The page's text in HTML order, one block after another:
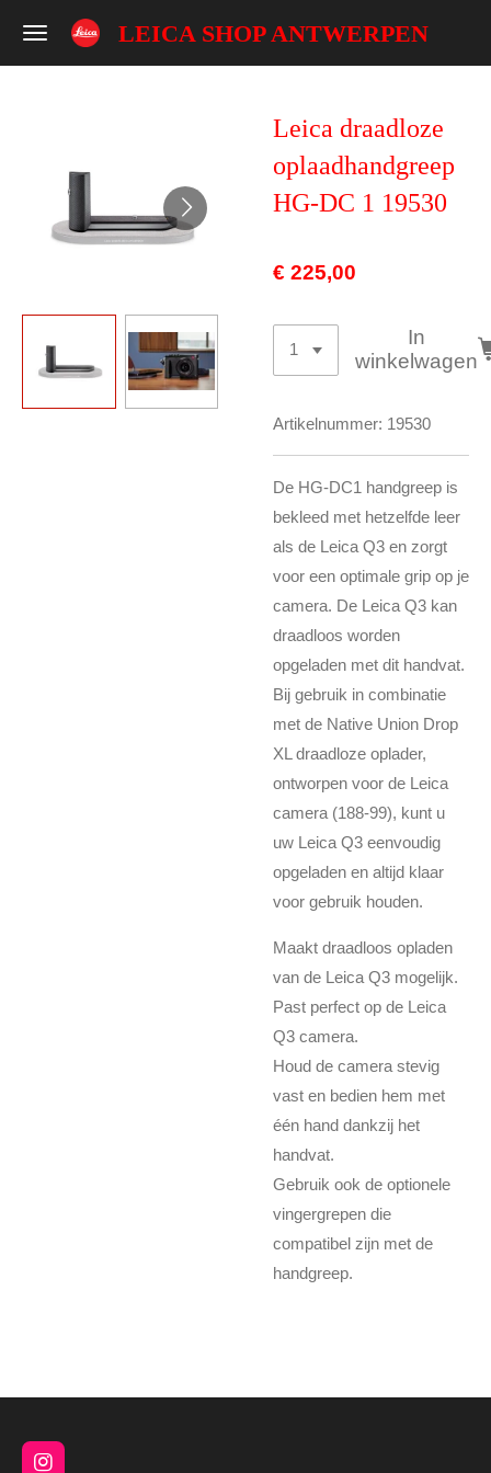
Ga
LEICA SHOP ANTWERPEN
Leica draadloze
oplaadhandgreep
HG-DC 1 19530
€ 225,00
In
winkelwagen
Artikelnummer: 19530
De HG-DC1 handgreep is
bekleed met hetzelfde leer
als de Leica Q3 en zorgt
voor een optimale grip op je
camera. De Leica Q3 kan
draadloos worden
opgeladen met dit handvat.
Bij gebruik in combinatie
met de Native Union Drop
XL draadloze oplader,
ontworpen voor de Leica
camera (188-99), kunt u
uw Leica Q3 eenvoudig
opgeladen en altijd klaar
voor gebruik houden.
Maakt draadloos opladen
van de Leica Q3 mogelijk.
Past perfect op de Leica
Q3 camera.
Houd de camera stevig
vast en bedien hem met
één hand dankzij het
handvat.
Gebruik ook de optionele
vingergrepen die
compatibel zijn met de
handgreep.